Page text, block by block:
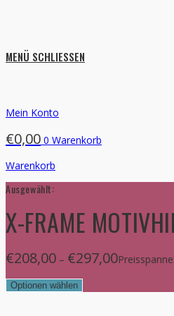
MENÜ SCHLIESSEN
Mein Konto
€0,00 0 Warenkorb
Warenkorb
Ausgewählt:
X-FRAME
€208,00 – €297,00
Optionen wählen